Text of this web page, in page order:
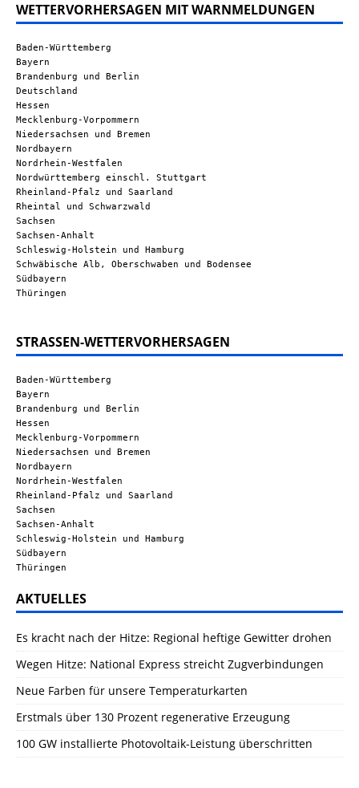
WETTERVORHERSAGEN MIT WARNMELDUNGEN
Baden-Württemberg
Bayern
Brandenburg und Berlin
Deutschland
Hessen
Mecklenburg-Vorpommern
Niedersachsen und Bremen
Nordbayern
Nordrhein-Westfalen
Nordwürttemberg einschl. Stuttgart
Rheinland-Pfalz und Saarland
Rheintal und Schwarzwald
Sachsen
Sachsen-Anhalt
Schleswig-Holstein und Hamburg
Schwäbische Alb, Oberschwaben und Bodensee
Südbayern
Thüringen
STRASSEN-WETTERVORHERSAGEN
Baden-Württemberg
Bayern
Brandenburg und Berlin
Hessen
Mecklenburg-Vorpommern
Niedersachsen und Bremen
Nordbayern
Nordrhein-Westfalen
Rheinland-Pfalz und Saarland
Sachsen
Sachsen-Anhalt
Schleswig-Holstein und Hamburg
Südbayern
Thüringen
AKTUELLES
Es kracht nach der Hitze: Regional heftige Gewitter drohen
Wegen Hitze: National Express streicht Zugverbindungen
Neue Farben für unsere Temperaturkarten
Erstmals über 130 Prozent regenerative Erzeugung
100 GW installierte Photovoltaik-Leistung überschritten